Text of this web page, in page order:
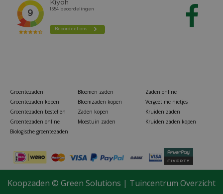
Nature borderrand pennen klein zwart
Groentezaden
Groentezaden kopen
Groentezaden bestellen
Groentezaden online
Biologische groentezaden
Bloemen zaden
Bloemzaden kopen
Zaden kopen
Moestuin zaden
Zaden online
Vergeet me nietjes
Kruiden zaden
Kruiden zaden kopen
Koopzaden © Green Solutions | Tuincentrum Overzicht